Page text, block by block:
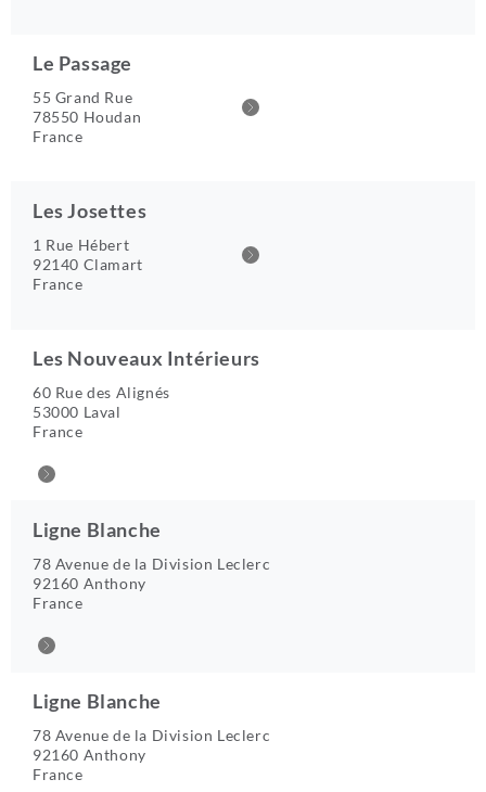
Le Passage
55 Grand Rue
78550 Houdan
France
Les Josettes
1 Rue Hébert
92140 Clamart
France
Les Nouveaux Intérieurs
60 Rue des Alignés
53000 Laval
France
Ligne Blanche
78 Avenue de la Division Leclerc
92160 Anthony
France
Ligne Blanche
78 Avenue de la Division Leclerc
92160 Anthony
France